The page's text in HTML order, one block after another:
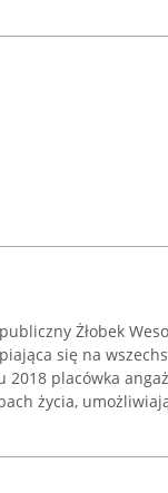
Żłobek
się na
2018 placówka
życia,